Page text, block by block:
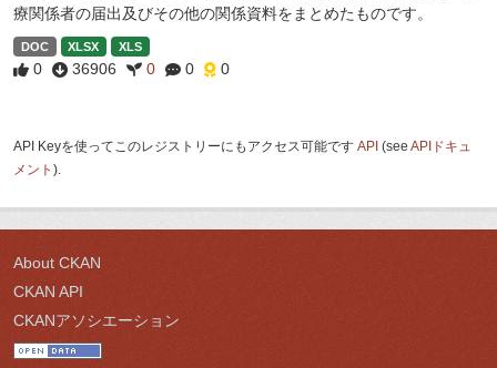
療関係者の届出及びその他の関係資料をまとめたものです。
DOC XLSX XLS
0 36906 0 0 0
API Keyを使ってこのレジストリーにもアクセス可能です API (see APIドキュ
メント ).
About CKAN
CKAN API
CKANアソシエーション